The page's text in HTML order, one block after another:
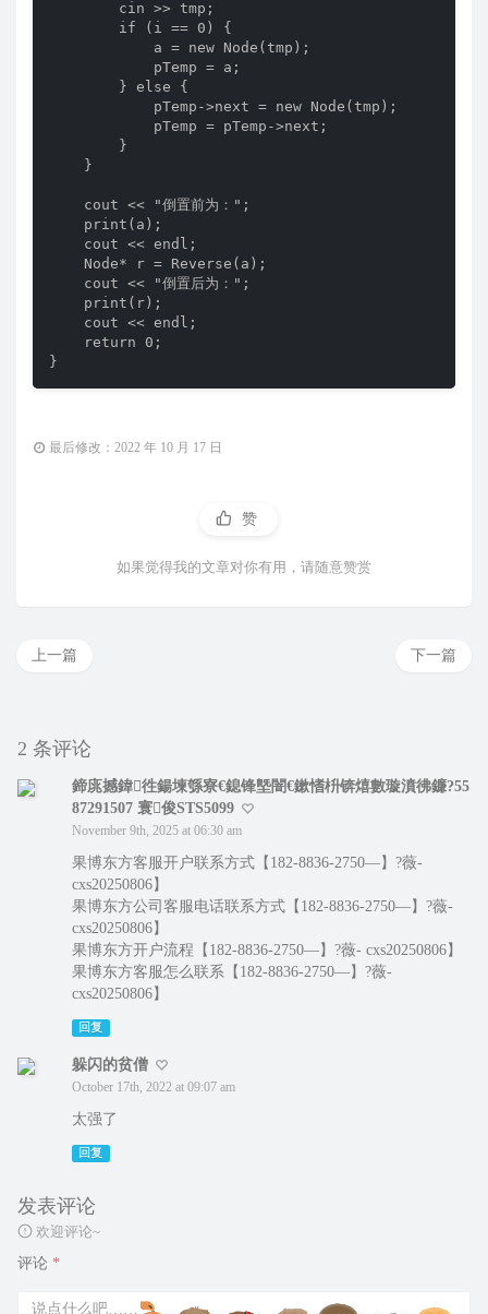
        cin >> tmp;
        if (i == 0) {
            a = new Node(tmp);
            pTemp = a;
        } else {
            pTemp->next = new Node(tmp);
            pTemp = pTemp->next;
        }
    }
    cout << "倒置前为：";
    print(a);
    cout << endl;
    Node* r = Reverse(a);
    cout << "倒置后为：";
    print(r);
    cout << endl;
    return 0;
}
最后修改：2022 年 10 月 17 日
赞
如果觉得我的文章对你有用，请随意赞赏
下一篇
上一篇
2 条评论
鍗庣撼鍏徃鍚堜綔寮€鎴锋墍闇€鏉愭枡锛熺數璇濆彿鐮?55
87291507 寰俊STS5099
November 9th, 2025 at 06:30 am
果博东方客服开户联系方式【182-8836-2750—】?薇-
cxs20250806】
果博东方公司客服电话联系方式【182-8836-2750—】?薇-
cxs20250806】
果博东方开户流程【182-8836-2750—】?薇- cxs20250806】
果博东方客服怎么联系【182-8836-2750—】?薇-
cxs20250806】
回复
躲闪的贫僧
October 17th, 2022 at 09:07 am
太强了
回复
发表评论
欢迎评论~
评论 *